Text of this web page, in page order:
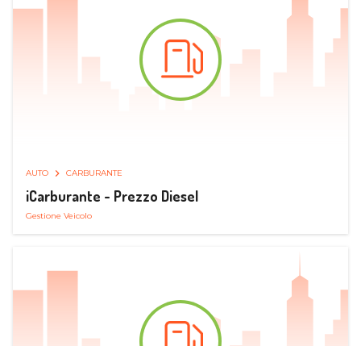
AUTO CARBURANTE
iCarburante - Prezzo Diesel
Gestione Veicolo